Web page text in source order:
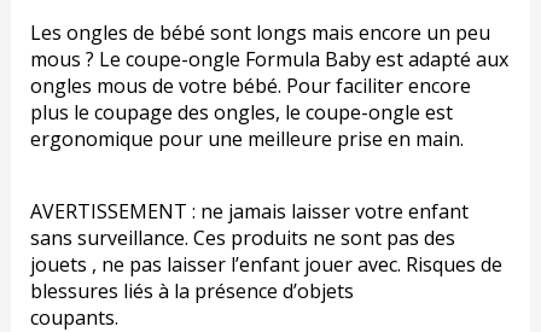
Les ongles de bébé sont longs mais encore un peu
mous ? Le coupe-ongle Formula Baby est adapté aux
ongles mous de votre bébé. Pour faciliter encore
plus le coupage des ongles, le coupe-ongle est
ergonomique pour une meilleure prise en main.
AVERTISSEMENT : ne jamais laisser votre enfant
sans surveillance. Ces produits ne sont pas des
jouets , ne pas laisser l’enfant jouer avec. Risques de
blessures liés à la présence d’objets
coupants.